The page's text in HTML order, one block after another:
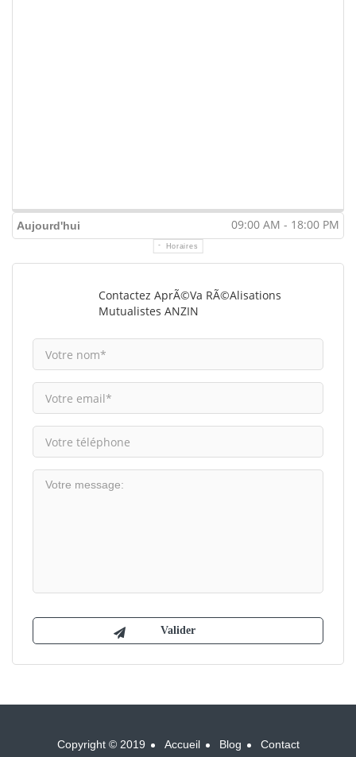
Aujourd'hui 09:00 AM - 18:00 PM
Horaires
Contactez AprÃ©va RÃ©alisations
Mutualistes ANZIN
Copyright © 2019 Accueil Blog Contact